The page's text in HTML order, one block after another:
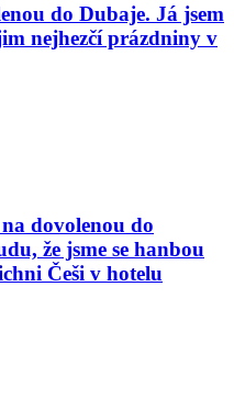
do Dubaje. Já jsem
nejhezčí prázdniny v
dovolenou do
že jsme se hanbou
Češi v hotelu